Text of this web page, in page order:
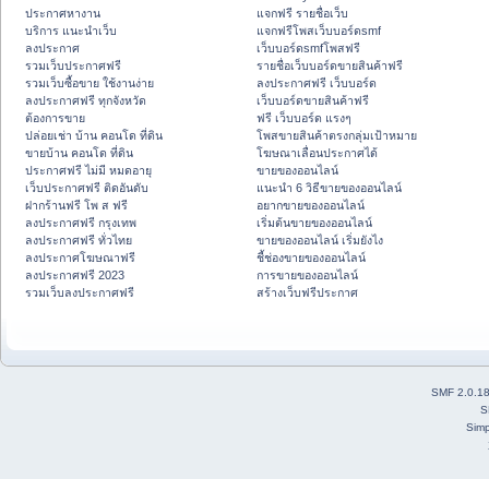
ประกาศหางาน
บริการ แนะนำเว็บ
ลงประกาศ
รวมเว็บประกาศฟรี
รวมเว็บซื้อขาย ใช้งานง่าย
ลงประกาศฟรี ทุกจังหวัด
ต้องการขาย
ปล่อยเช่า บ้าน คอนโด ที่ดิน
ขายบ้าน คอนโด ที่ดิน
ประกาศฟรี ไม่มี หมดอายุ
เว็บประกาศฟรี ติดอันดับ
ฝากร้านฟรี โพ ส ฟรี
ลงประกาศฟรี กรุงเทพ
ลงประกาศฟรี ทั่วไทย
ลงประกาศโฆษณาฟรี
ลงประกาศฟรี 2023
รวมเว็บลงประกาศฟรี
แจกฟรี รายชื่อเว็บ
แจกฟรีโพสเว็บบอร์ดsmf
เว็บบอร์ดsmfโพสฟรี
รายชื่อเว็บบอร์ดขายสินค้าฟรี
ลงประกาศฟรี เว็บบอร์ด
เว็บบอร์ดขายสินค้าฟรี
ฟรี เว็บบอร์ด แรงๆ
โพสขายสินค้าตรงกลุ่มเป้าหมาย
โฆษณาเลื่อนประกาศได้
ขายของออนไลน์
แนะนำ 6 วิธีขายของออนไลน์
อยากขายของออนไลน์
เริ่มต้นขายของออนไลน์
ขายของออนไลน์ เริ่มยังไง
ชี้ช่องขายของออนไลน์
การขายของออนไลน์
สร้างเว็บฟรีประกาศ
SMF 2.0.18